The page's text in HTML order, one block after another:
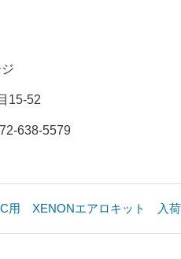
ジ
15-52
638-5579
C用 XENONエアロキット 入